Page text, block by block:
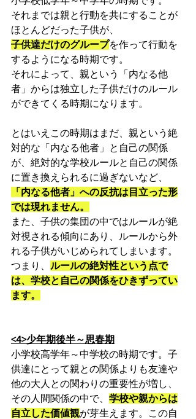
それまでは親と行動を共にすることが
ほとんどだった子供が、
子供達だけのグループを作って行動を
するようになる時期です。
それによって、親という「内なる他
者」からは独立した子供だけのルール
ができてくる時期になります。
とはいえこの時期はまだ、親という絶
対的な「内なる他者」と自己の関係
が、絶対的な学校ルールと自己の関係
に置き換えられるに過ぎないなど、
「内なる他者」への反抗は目立った形
では現れません。
また、子供の集団の中ではルールが絶
対視される傾向にあり、ルールから外
れる子供がいじめられてしまいます。
つまり、 ルールの絶対性という点で
は、学校と自己の関係をひきずってい
ます。
<4>少年期後半～思春期
小学校高学年～中学校の時期です。子
供達にとって親との関係よりも友達や
他の大人との関わりの重要性が増し、
その人間関係の中で、 学校や親からは
自立した価値観が芽生えます。この自